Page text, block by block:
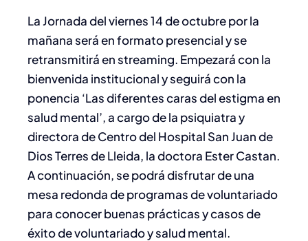
La Jornada del viernes 14 de octubre por la
mañana será en formato presencial y se
retransmitirá en streaming. Empezará con la
bienvenida institucional y seguirá con la
ponencia ‘Las diferentes caras del estigma en
salud mental’, a cargo de la psiquiatra y
directora de Centro del Hospital San Juan de
Dios Terres de Lleida, la doctora Ester Castan.
A continuación, se podrá disfrutar de una
mesa redonda de programas de voluntariado
para conocer buenas prácticas y casos de
éxito de voluntariado y salud mental.